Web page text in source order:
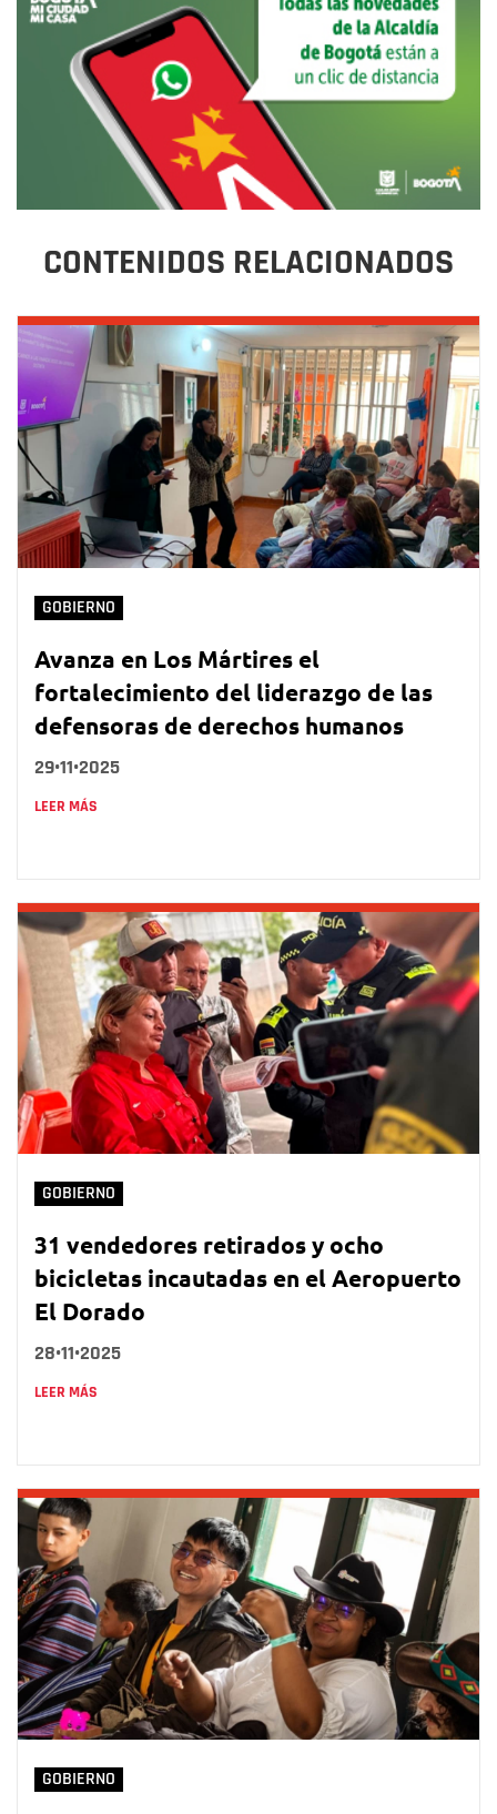
CONTENIDOS RELACIONADOS
GOBIERNO
Avanza en Los Mártires el
fortalecimiento del liderazgo de las
defensoras de derechos humanos
29•11•2025
LEER MÁS
GOBIERNO
31 vendedores retirados y ocho
bicicletas incautadas en el Aeropuerto
El Dorado
28•11•2025
LEER MÁS
GOBIERNO